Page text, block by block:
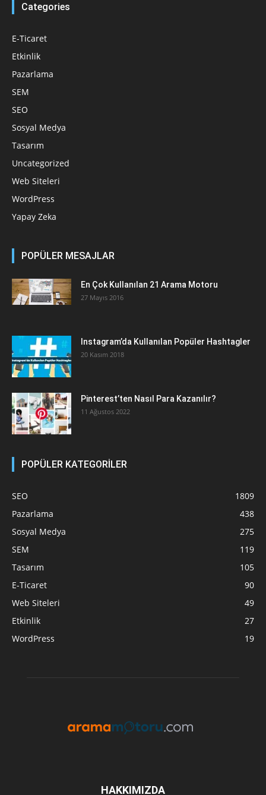
Categories
E-Ticaret
Etkinlik
Pazarlama
SEM
SEO
Sosyal Medya
Tasarım
Uncategorized
Web Siteleri
WordPress
Yapay Zeka
POPÜLER MESAJLAR
En Çok Kullanılan 21 Arama Motoru
27 Mayıs 2016
Instagram’da Kullanılan Popüler Hashtagler
20 Kasım 2018
Pinterest’ten Nasıl Para Kazanılır?
11 Ağustos 2022
POPÜLER KATEGORİLER
SEO
1809
Pazarlama
438
Sosyal Medya
275
SEM
119
Tasarım
105
E-Ticaret
90
Web Siteleri
49
Etkinlik
27
WordPress
19
HAKKIMIZDA